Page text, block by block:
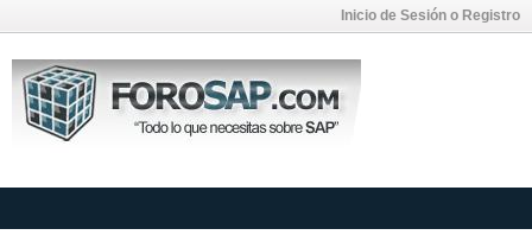
Inicio de Sesión o Registro